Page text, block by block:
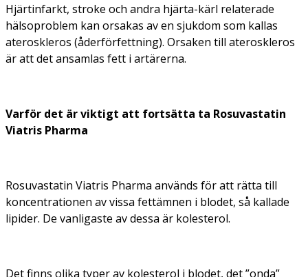
Hjärtinfarkt, stroke och andra hjärta-kärl relaterade
hälsoproblem kan orsakas av en sjukdom som kallas
ateroskleros (åderförfettning). Orsaken till ateroskleros
är att det ansamlas fett i artärerna.
Varför det är viktigt att fortsätta ta Rosuvastatin
Viatris Pharma
Rosuvastatin Viatris Pharma används för att rätta till
koncentrationen av vissa fettämnen i blodet, så kallade
lipider. De vanligaste av dessa är kolesterol.
Det finns olika typer av kolesterol i blodet, det ”onda”